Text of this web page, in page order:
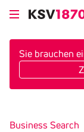
Direkt
zum
Sie brauchen
Business Search